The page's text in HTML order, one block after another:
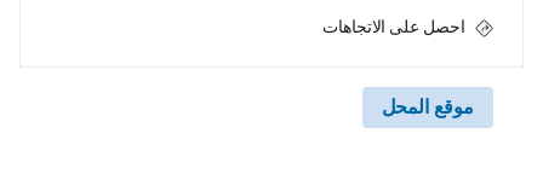
احصل على الاتجاهات
موقع المحل